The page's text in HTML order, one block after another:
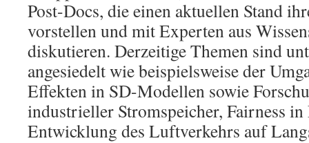
Post-Docs, die einen aktuellen Stand
vorstellen und mit Experten aus
diskutieren. Derzeitige Themen sind
angesiedelt wie beispielsweise der
Effekten in SD-Modellen sowie
industrieller Stromspeicher, Fairness
Entwicklung des Luftverkehrs auf